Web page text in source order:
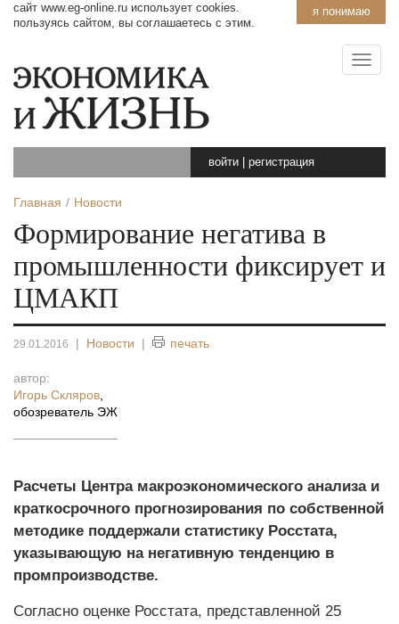
я понимаю
сайт www.eg-online.ru использует cookies.
пользуясь сайтом, вы соглашаетесь с этим.
войти регистрация
Главная Новости
Формирование негатива в
промышленности фиксирует и
ЦМАКП
29.01.2016 | Новости | печать
автор:
Игорь Скляров
обозреватель ЭЖ
Расчеты Центра макроэкономического анализа и
краткосрочного прогнозирования по собственной
методике поддержали статистику Росстата,
указывающую на негативную тенденцию в
промпроизводстве.
Согласно оценке Росстата, представленной 25